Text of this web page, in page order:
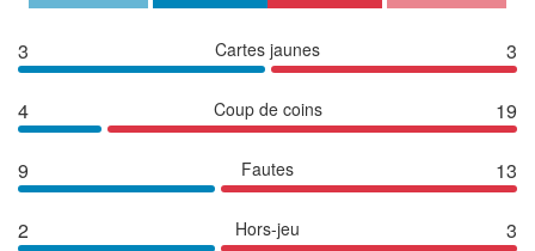
3 Cartes jaunes 3
4 Coup de coins 19
9 Fautes 13
2 Hors-jeu 3